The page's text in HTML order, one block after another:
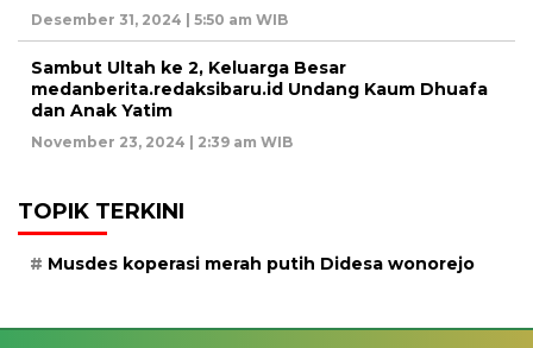
Desember 31, 2024 | 5:50 am WIB
Sambut Ultah ke 2, Keluarga Besar
medanberita.redaksibaru.id Undang Kaum Dhuafa
dan Anak Yatim
November 23, 2024 | 2:39 am WIB
TOPIK TERKINI
Musdes koperasi merah putih Didesa wonorejo